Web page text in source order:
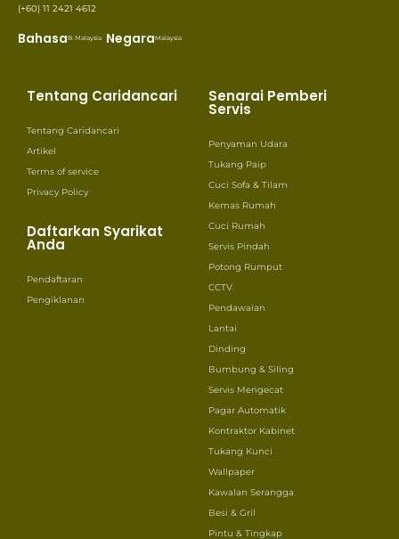
(+60) 11 2421 4612
BahasaB. Malaysia NegaraMalaysia
Tentang Caridancari
Tentang Caridancari
Artikel
Terms of service
Privacy Policy
Daftarkan Syarikat
Anda
Pendaftaran
Pengiklanan
Senarai Pemberi
Servis
Penyaman Udara
Tukang Paip
Cuci Sofa & Tilam
Kemas Rumah
Cuci Rumah
Servis Pindah
Potong Rumput
CCTV
Pendawaian
Lantai
Dinding
Bumbung & Siling
Servis Mengecat
Pagar Automatik
Kontraktor Kabinet
Tukang Kunci
Wallpaper
Kawalan Serangga
Besi & Gril
Pintu & Tingkap